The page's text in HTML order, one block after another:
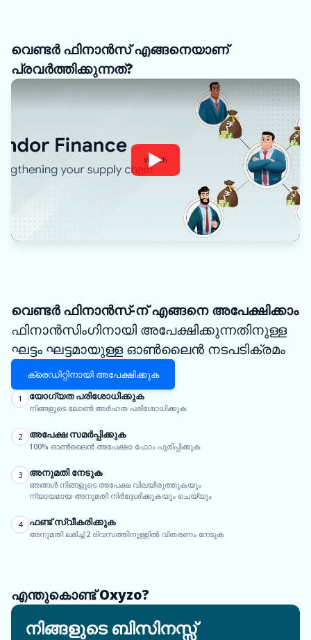
വെണ്ടർ ഫിനാൻസ് എങ്ങനെയാണ്
പ്രവർത്തിക്കുന്നത്?
Watch
വെണ്ടർ ഫിനാൻസ്-ന് എങ്ങനെ അപേക്ഷിക്കാം
ഫിനാൻസിംഗിനായി അപേക്ഷിക്കുന്നതിനുള്ള
ഘട്ടം ഘട്ടമായുള്ള ഓൺലൈൻ നടപടിക്രമം
ക്രെഡിറ്റിനായി അപേക്ഷിക്കുക
1 യോഗ്യത പരിശോധിക്കുക
നിങ്ങളുടെ ലോൺ അർഹത പരിശോധിക്കുക
2 അപേക്ഷ സമർപ്പിക്കുക
100% ഓൺലൈൻ അപേക്ഷാ ഫോം പൂരിപ്പിക്കുക
3 അനുമതി നേടുക
ഞങ്ങൾ നിങ്ങളുടെ അപേക്ഷ വിലയിരുത്തുകയും
ന്യായമായ അനുമതി നിർദ്ദേശിക്കുകയും ചെയ്യും
4 ഫണ്ട് സ്വീകരിക്കുക
അനുമതി ലഭിച്ച് 2 ദിവസത്തിനുള്ളിൽ വിതരണം നേടുക
എന്തുകൊണ്ട് Oxyzo?
നിങ്ങളുടെ ബിസിനസ്സ്